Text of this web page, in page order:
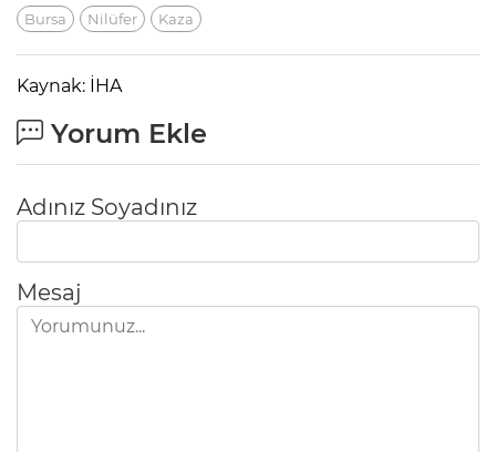
Bursa Nilüfer Kaza
Kaynak: İHA
Yorum Ekle
Adınız Soyadınız
Mesaj